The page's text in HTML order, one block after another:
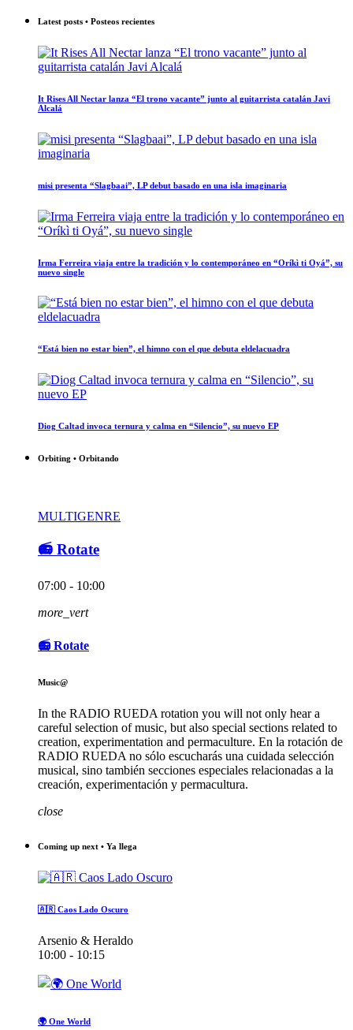
Latest posts • Posteos recientes
It Rises All Nectar lanza “El trono vacante” junto al guitarrista catalán Javi
Alcalá
misi presenta “Slagbaai”, LP debut basado en una isla imaginaria
Irma Ferreira viaja entre la tradición y lo contemporáneo en “Oríkì ti Oyá”, su
nuevo single
“Está bien no estar bien”, el himno con el que debuta eldelacuadra
Diog Caltad invoca ternura y calma en “Silencio”, su nuevo EP
Orbiting • Orbitando
MULTIGENRE
📻 Rotate
07:00 - 10:00
more_vert
📻 Rotate
Music@
In the RADIO RUEDA rotation you will not only hear a
careful selection of music, but also special sections related to
creation, experimentation and permaculture. En la rotación de
RADIO RUEDA no sólo escucharás una cuidada selección
musical, sino también secciones especiales relacionadas a la
creación, experimentación y permacultura.
close
Coming up next • Ya llega
🇦🇷 Caos Lado Oscuro
Arsenio & Heraldo
10:00 - 10:15
🌍 One World